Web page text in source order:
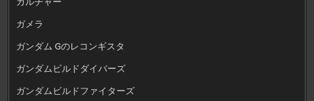
ガメラ
ガンダム Gのレコンギスタ
ガンダムビルドダイバーズ
ガンダムビルドファイターズ